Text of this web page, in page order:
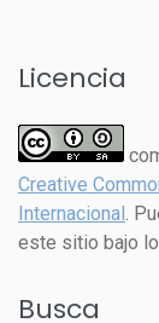
Licencia
Creative
Internacional.
este sitio bajo
Busca